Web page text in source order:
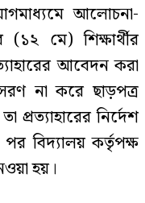
আলোচনা-
মে) শিক্ষার্থীর
আবেদন করা
না করে ছাড়পত্র
প্রত্যাহারের নির্দেশ
বিদ্যালয় কর্তৃপক্ষ
হয়।